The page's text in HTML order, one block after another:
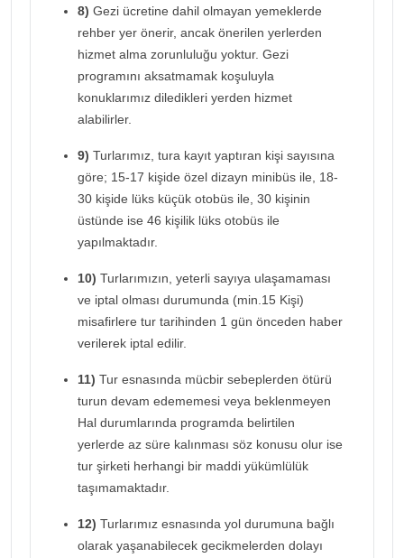
8) Gezi ücretine dahil olmayan yemeklerde
rehber yer önerir, ancak önerilen yerlerden
hizmet alma zorunluluğu yoktur. Gezi
programını aksatmamak koşuluyla
konuklarımız diledikleri yerden hizmet
alabilirler.
9) Turlarımız, tura kayıt yaptıran kişi sayısına
göre; 15-17 kişide özel dizayn minibüs ile, 18-
30 kişide lüks küçük otobüs ile, 30 kişinin
üstünde ise 46 kişilik lüks otobüs ile
yapılmaktadır.
10) Turlarımızın, yeterli sayıya ulaşamaması
ve iptal olması durumunda (min.15 Kişi)
misafirlere tur tarihinden 1 gün önceden haber
verilerek iptal edilir.
11) Tur esnasında mücbir sebeplerden ötürü
turun devam edememesi veya beklenmeyen
Hal durumlarında programda belirtilen
yerlerde az süre kalınması söz konusu olur ise
tur şirketi herhangi bir maddi yükümlülük
taşımamaktadır.
12) Turlarımız esnasında yol durumuna bağlı
olarak yaşanabilecek gecikmelerden dolayı